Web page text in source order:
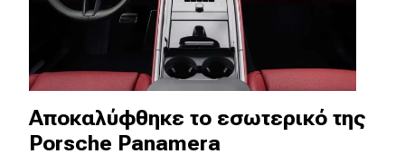
Αποκαλύφθηκε το εσωτερικό της
Porsche Panamera